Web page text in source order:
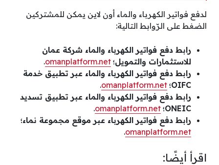
لدفع فواتير الكهرباء والماء أون لاين يمكن للمشتركين
الضغط على الرّوابط التالية:
رابط دفع فواتير الكهرباء والماء شركة عمان
للاستثمارات والتمويل؛ omanplatform.net
.
رابط دفع فواتير الكهرباء والماء عبر تطبيق خدمة
OIFC؛ omanplatform.net
.
رابط دفع فواتير الكهرباء والماء عبر تطبيق تسديد
ONEIC؛ omanplatform.net
.
رابط دفع فواتير الكهرباء عبر موقع مجموعة نماء؛
omanplatform.net
.
اقرأ أيضًا: